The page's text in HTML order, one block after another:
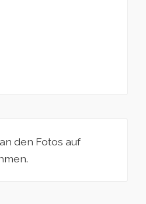
den Fotos auf